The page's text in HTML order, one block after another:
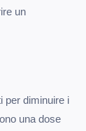
un
per diminuire i
una dose